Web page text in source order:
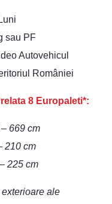
sau PF
Autovehicul
României
8 Europaleti*:
669 cm
210 cm
225 cm
ale